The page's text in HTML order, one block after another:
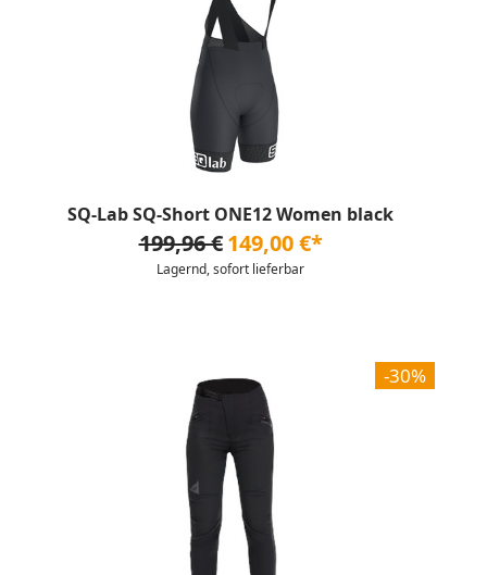
SQ-Lab SQ-Short ONE12 Women black
199,96 € 149,00 €*
Lagernd, sofort lieferbar
-30%